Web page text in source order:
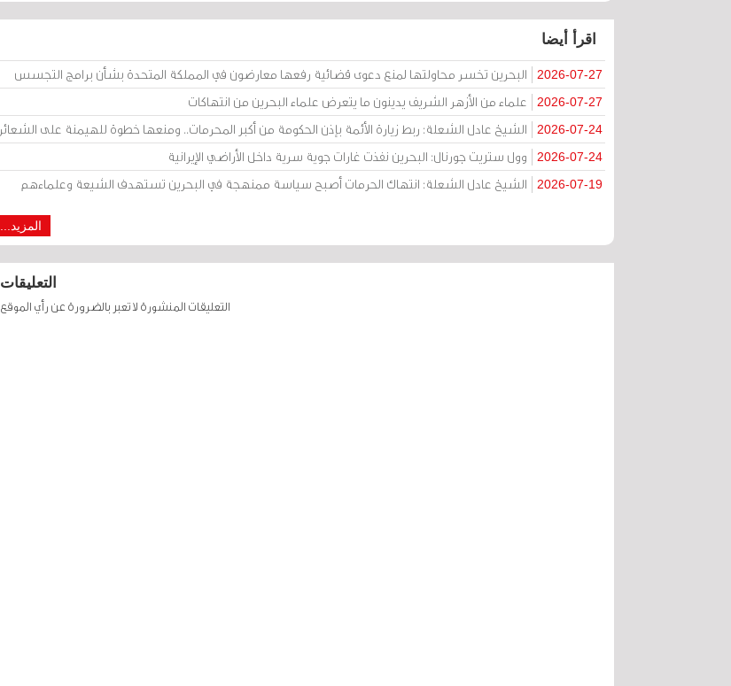
اقرأ أيضا
2026-07-27 البحرين تخسر محاولتها لمنع دعوى قضائية رفعها معارضون في المملكة المتحدة بشأن برامج التجسس
2026-07-27 علماء من الأزهر الشريف يدينون ما يتعرض علماء البحرين من انتهاكات
2026-07-24 الشيخ عادل الشعلة: ربط زيارة الأئمة بإذن الحكومة من أكبر المحرمات.. ومنعها خطوة للهيمنة على الشعائر
2026-07-24 وول ستريت جورنال: البحرين نفذت غارات جوية سرية داخل الأراضي الإيرانية
2026-07-19 الشيخ عادل الشعلة: انتهاك الحرمات أصبح سياسة ممنهجة في البحرين تستهدف الشيعة وعلماءهم
المزيد...
التعليقات
التعليقات المنشورة لا تعبر بالضرورة عن رأي الموقع